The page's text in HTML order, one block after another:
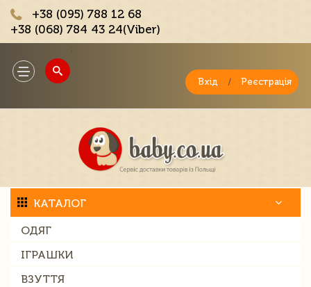
+38 (095) 788 12 68
+38 (068) 784 43 24(Viber)
Toggle
navigation
Вхід / Реєстрація
КАТАЛОГ
ОДЯГ
ІГРАШКИ
ВЗУТТЯ